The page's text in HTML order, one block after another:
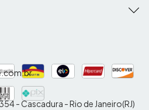
- Cascadura - Rio de Janeiro(RJ)